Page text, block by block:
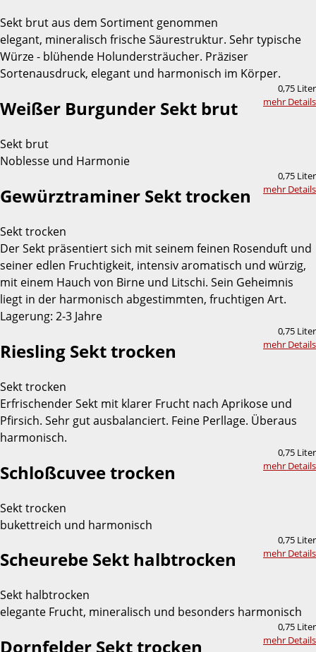
Sekt brut aus dem Sortiment genommen
elegant, mineralisch frische Säurestruktur. Sehr typische
Würze - blühende Holundersträucher. Präziser
Sortenausdruck, elegant und harmonisch im Körper.
0,75 Liter
mehr Details
Weißer Burgunder Sekt brut
Sekt brut
Noblesse und Harmonie
0,75 Liter
mehr Details
Gewürztraminer Sekt trocken
Sekt trocken
Der Sekt präsentiert sich mit seinem feinen Rosenduft und
seiner edlen Fruchtigkeit, intensiv aromatisch und würzig,
mit einem Hauch von Birne und Litschi. Sein Geheimnis
liegt in der harmonisch abgestimmten, fruchtigen Art.
Lagerung: 2-3 Jahre
0,75 Liter
mehr Details
Riesling Sekt trocken
Sekt trocken
Erfrischender Sekt mit klarer Frucht nach Aprikose und
Pfirsich. Sehr gut ausbalanciert. Feine Perllage. Überaus
harmonisch.
0,75 Liter
mehr Details
Schloßcuvee trocken
Sekt trocken
bukettreich und harmonisch
0,75 Liter
mehr Details
Scheurebe Sekt halbtrocken
Sekt halbtrocken
elegante Frucht, mineralisch und besonders harmonisch
0,75 Liter
mehr Details
Dornfelder Sekt trocken